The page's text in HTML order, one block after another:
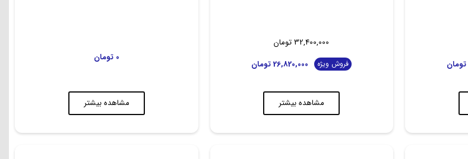
تومان
32,400,000 تومان
فروش ویژه 26,820,000 تومان
مشاهده بیشتر
0 تومان
مشاهده بیشتر